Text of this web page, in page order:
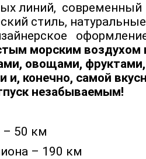
линий, современный
стиль,
морским воздухом
овощами,
и, конечно, самой
незабываемым!
– 50 км
– 190 км